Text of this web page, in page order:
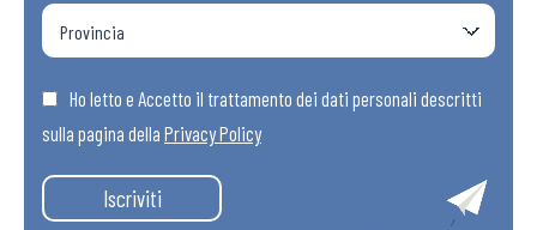
Ho letto e Accetto il trattamento dei dati personali descritti
sulla pagina della Privacy Policy
Iscriviti